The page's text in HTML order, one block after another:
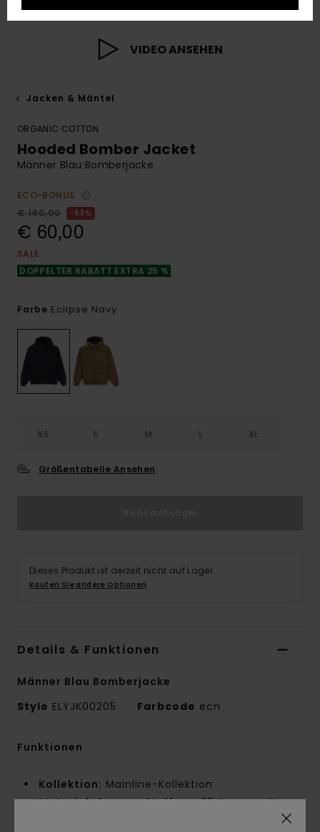
VIDEO ANSEHEN
Jacken & Mäntel
ORGANIC COTTON
Hooded Bomber Jacket
Männer Blau Bomberjacke
ECO-BONUS
€ 160,00
63%
€ 60,00
SALE
DOPPELTER RABATT EXTRA 25 %
Farbe Eclipse Navy
XS S M L XL
Größentabelle Ansehen
Dieses Produkt ist derzeit nicht auf Lager.
Kaufen Sie andere Optionen
Details & Funktionen
Männer Blau Bomberjacke
Style ELYJK00205 Farbcode ecn
Funktionen
Kollektion: Mainline-Kollektion
Material:Canvas-Stoff aus 65 % recyceltem